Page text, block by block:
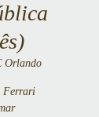
Orlando
Ferrari